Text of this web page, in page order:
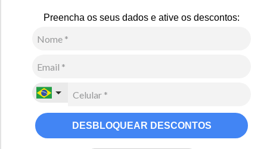
Preencha os seus dados e ative os descontos:
DESBLOQUEAR DESCONTOS
Também contamos com luvas para momentos casuais. São
dias frios.